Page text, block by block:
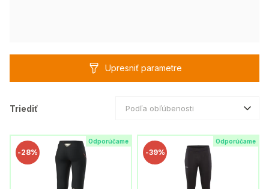
Upresniť parametre
Triediť Podľa obľúbenosti
Odporúčame
-28%
Odporúčame
-39%